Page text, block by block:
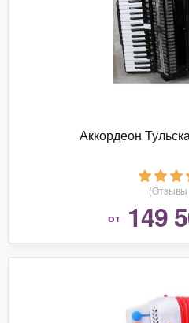
Аккордеон
(Отзывы
от 149